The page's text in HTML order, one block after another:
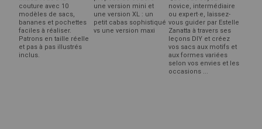
couture avec 10
modèles de sacs,
bananes et pochettes
faciles à réaliser.
Patrons en taille réelle
et pas à pas illustrés
inclus.
une version mini et
une version XL : un
petit cabas sophistiqué
vs une version maxi
novice, intermédiaire
ou expert·e, laissez-
vous guider par Estelle
Zanatta à travers ses
leçons DIY et créez
vos sacs aux motifs et
aux formes variées
selon vos envies et les
occasions ...